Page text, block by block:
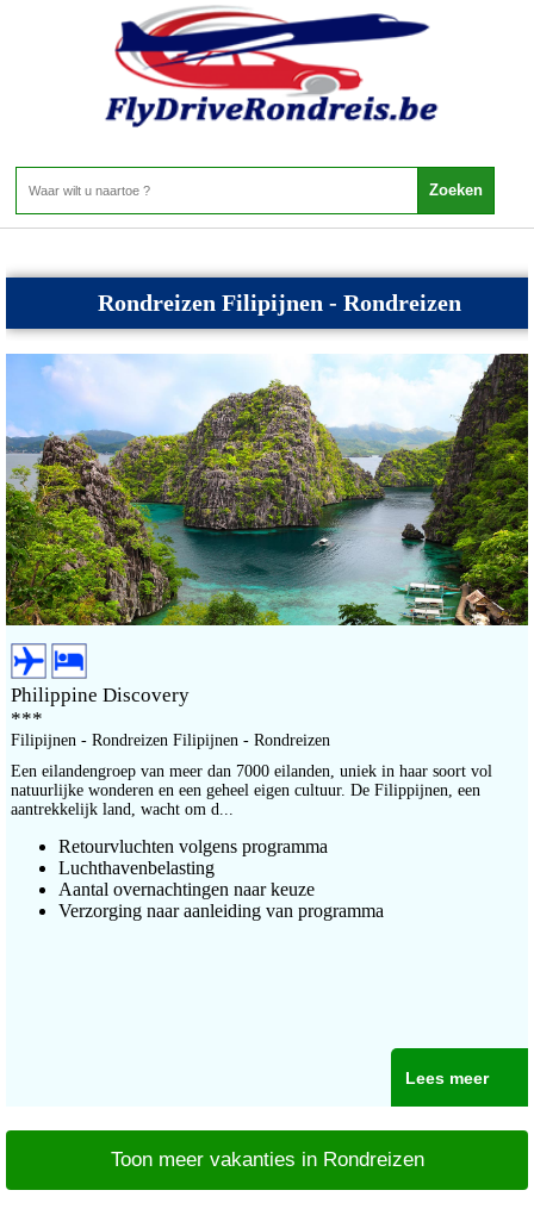
Filipijnen - Rondreizen Filipijnen
Home>Filipijnen>Rondreizen Filipijnen
�
Rondreizen Filipijnen - Rondreizen
Philippine Discovery
***
Filipijnen - Rondreizen Filipijnen - Rondreizen
Een eilandengroep van meer dan 7000 eilanden, uniek in haar soort vol
natuurlijke wonderen en een geheel eigen cultuur. De Filippijnen, een
aantrekkelijk land, wacht om d...
Retourvluchten volgens programma
Luchthavenbelasting
Aantal overnachtingen naar keuze
Verzorging naar aanleiding van programma
Lees meer
Toon meer vakanties in Rondreizen